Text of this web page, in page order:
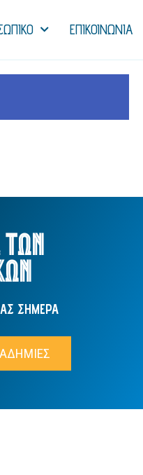
ΕΠΙΚΟΙΝΩΝΙΑ
ΤΩΝ
ΣΗΜΕΡΑ